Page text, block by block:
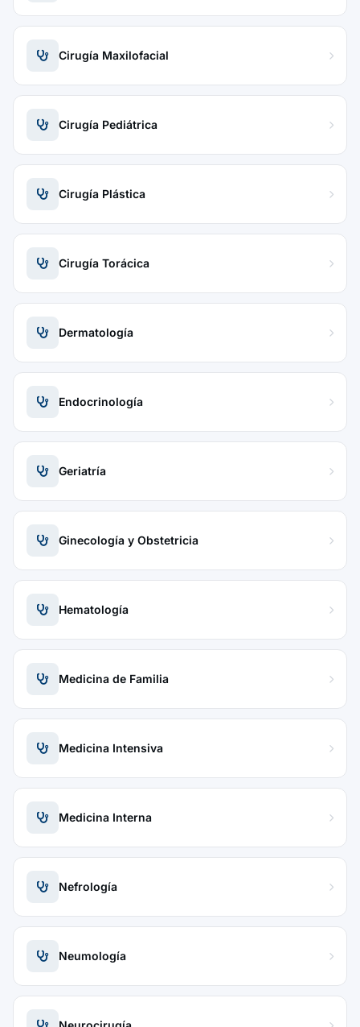
Cirugía Maxilofacial
Cirugía Pediátrica
Cirugía Plástica
Cirugía Torácica
Dermatología
Endocrinología
Geriatría
Ginecología y Obstetricia
Hematología
Medicina de Familia
Medicina Intensiva
Medicina Interna
Nefrología
Neumología